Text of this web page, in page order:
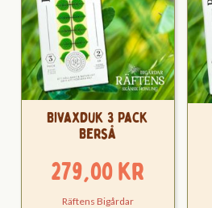
Bivaxduk 3 Pack
Berså
279,00kr
Räftens Bigårdar